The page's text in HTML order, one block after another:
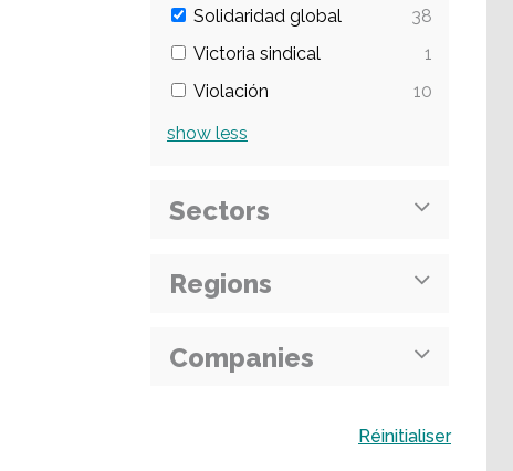
Solidaridad global
38
Victoria sindical
1
Violación
10
show less
Sectors
Regions
Companies
Réinitialiser